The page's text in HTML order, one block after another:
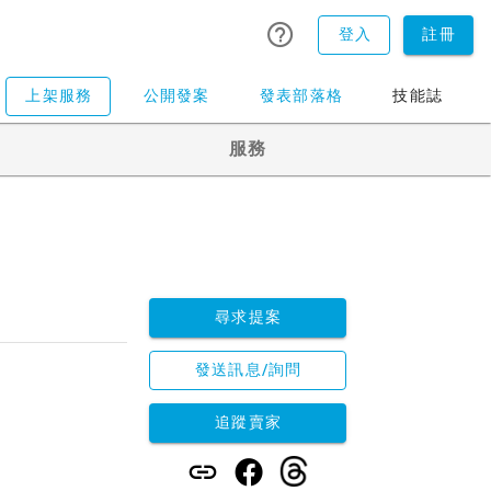
登入 註冊
上架服務 公開發案 發表部落格 技能誌
服務
尋求提案
發送訊息/詢問
追蹤賣家